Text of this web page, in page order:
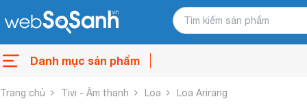
Danh mục sản phẩm
Trang chủ Tivi - Âm thanh Loa Loa Arirang